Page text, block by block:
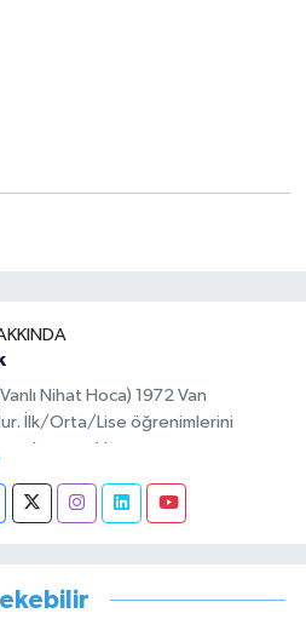
Nihat Hoca) 1972 Van
İlk/Orta/Lise öğrenimlerini
Hacettepe mezunu
Asteğmen olarak yaptığı vatani
Van Sosyal Hizmetler İl
istifa edip sosyal medyayı